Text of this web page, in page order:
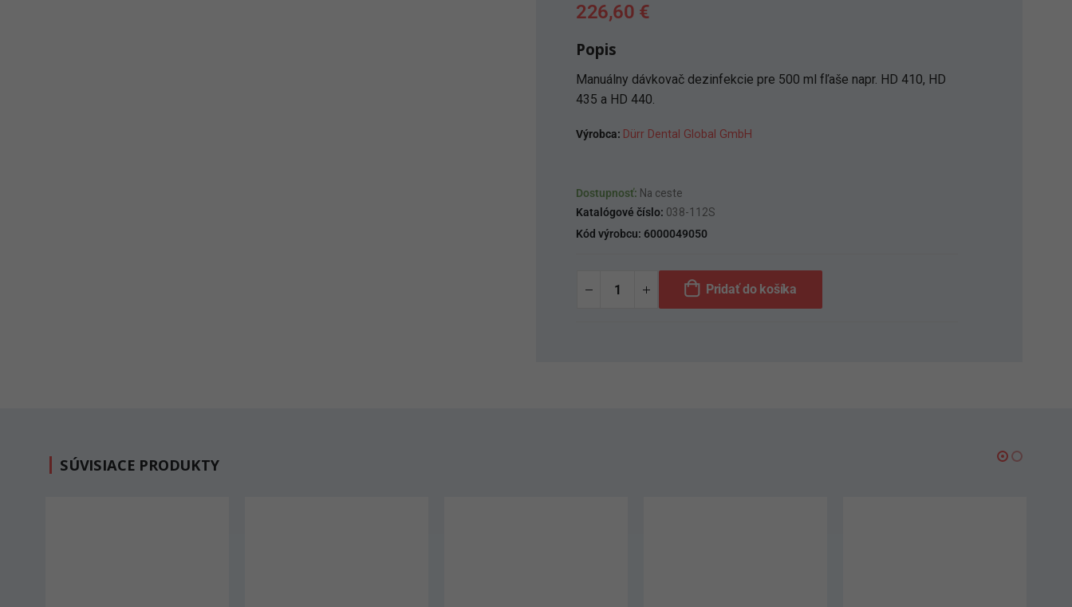
226,60 €
Popis
Manuálny dávkovač dezinfekcie pre 500 ml fľaše napr. HD 410, HD
435 a HD 440.
Výrobca: Dürr Dental Global GmbH
Dostupnosť: Na ceste
Katalógové číslo: 038-112S
Kód výrobcu: 6000049050
Pridať do košíka
SÚVISIACE PRODUKTY